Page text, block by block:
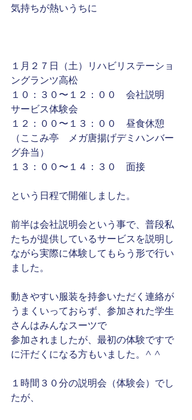
気持ちが熱いうちに
１月２７日（土）リハビリステーショ
ングランツ高松
１０：３０〜１２：００　会社説明
サービス体験会
１２：００〜１３：００　昼食休憩
（ここみ亭　メガ唐揚げデミハンバー
グ弁当）
１３：００〜１４：３０　面接
という日程で開催しました。
前半は会社説明会という事で、普段私
たちが提供しているサービスを説明し
ながら実際に体験してもらう形で行い
ました。
動きやすい服装を持参いただく連絡が
うまくいっておらず、参加された学生
さんはみんなスーツで
参加されましたが、最初の体験ですで
に汗だくになる方もいました。^ ^
１時間３０分の説明会（体験会）でし
たが、